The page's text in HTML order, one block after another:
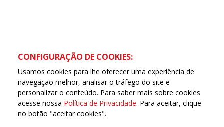
CONFIGURAÇÃO DE COOKIES:
Usamos cookies para lhe oferecer uma experiência de
navegação melhor, analisar o tráfego do site e
personalizar o conteúdo. Para saber mais sobre cookies
acesse nossa Política de Privacidade. Para aceitar, clique
no botão "aceitar cookies".